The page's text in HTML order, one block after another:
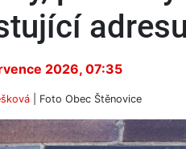
adresu
2026, 07:35
| Foto Obec Štěnovice